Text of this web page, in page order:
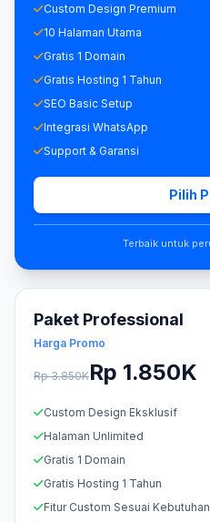
Custom Design Premium
10 Halaman Utama
Gratis 1 Domain
Gratis Hosting 1 Tahun
SEO Basic Setup
Integrasi WhatsApp
Support & Garansi
Pilih
Terbaik untuk
Paket Professional
Harga Promo
Rp 3.850KRp 1.850K
Custom Design Eksklusif
Halaman Unlimited
Gratis 1 Domain
Gratis Hosting 1 Tahun
Fitur Custom Sesuai Kebutuhan